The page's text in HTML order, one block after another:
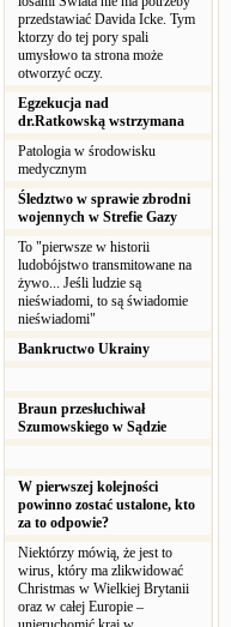
przedstawiać Davida Icke. Tym
ktorzy do tej pory spali
umysłowo ta strona może
otworzyć oczy.
Egzekucja nad
dr.Ratkowską wstrzymana
Patologia w środowisku
medycznym
Śledztwo w sprawie zbrodni
wojennych w Strefie Gazy
To "pierwsze w historii
ludobójstwo transmitowane na
żywo... Jeśli ludzie są
nieświadomi, to są świadomie
nieświadomi"
Bankructwo Ukrainy
Braun przesłuchiwał
Szumowskiego w Sądzie
W pierwszej kolejności
powinno zostać ustalone, kto
za to odpowie?
Niektórzy mówią, że jest to
wirus, który ma zlikwidować
Christmas w Wielkiej Brytanii
oraz w całej Europie –